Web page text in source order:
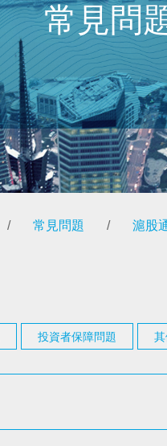
常見問
/ 常見問題 / 滬股
投資者保障問題